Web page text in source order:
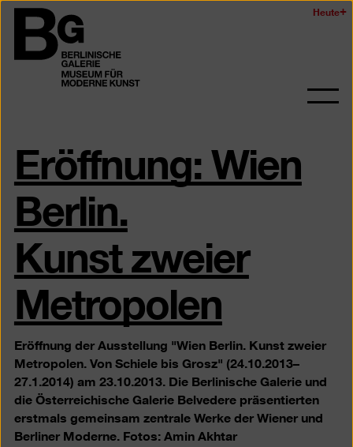
Zum
Seiteninhalt
springen
Berlinischen
Galerie
Heute
Eröffnung: Wien
Berlin.
Kunst zweier
Metropolen
Eröffnung der Ausstellung "Wien Berlin. Kunst zweier
Metropolen. Von Schiele bis Grosz" (24.10.2013–
27.1.2014) am 23.10.2013. Die Berlinische Galerie und
die Österreichische Galerie Belvedere präsentierten
erstmals gemeinsam zentrale Werke der Wiener und
Berliner Moderne. Fotos: Amin Akhtar